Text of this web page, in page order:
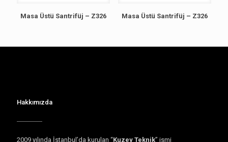
Masa Üstü Santrifüj – Z326 Masa Üstü Santrifüj – Z326
Hakkımızda
2009 yılında İstanbul’da kurulan “Kuzey Teknik” ismi